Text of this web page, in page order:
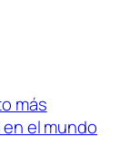
más
el mundo